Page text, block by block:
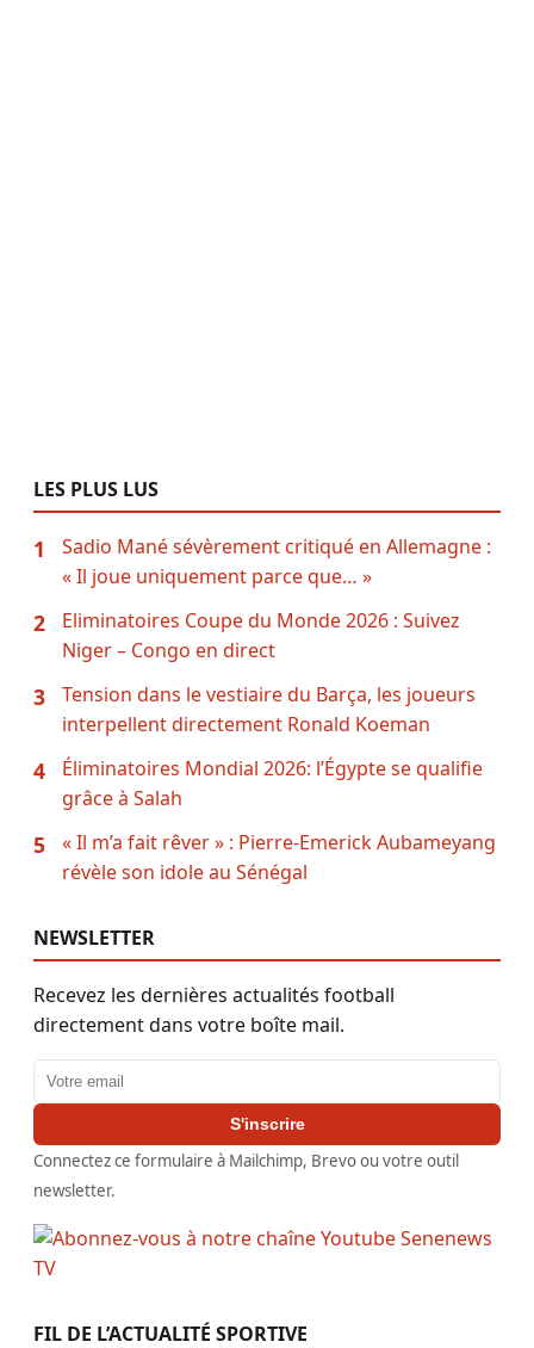
LES PLUS LUS
1
Sadio Mané sévèrement critiqué en Allemagne :
« Il joue uniquement parce que… »
2
Eliminatoires Coupe du Monde 2026 : Suivez
Niger – Congo en direct
3
Tension dans le vestiaire du Barça, les joueurs
interpellent directement Ronald Koeman
4
Éliminatoires Mondial 2026: l’Égypte se qualifie
grâce à Salah
5
« Il m’a fait rêver » : Pierre-Emerick Aubameyang
révèle son idole au Sénégal
NEWSLETTER
Recevez les dernières actualités football
directement dans votre boîte mail.
Adresse email
S'inscrire
Connectez ce formulaire à Mailchimp, Brevo ou votre outil
newsletter.
FIL DE L’ACTUALITÉ SPORTIVE